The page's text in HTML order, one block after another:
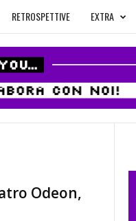
RETROSPETTIVE EXTRA
Odeon,